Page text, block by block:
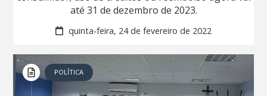
até 31 de dezembro de 2023.
quinta-feira, 24 de fevereiro de 2022
POLÍTICA